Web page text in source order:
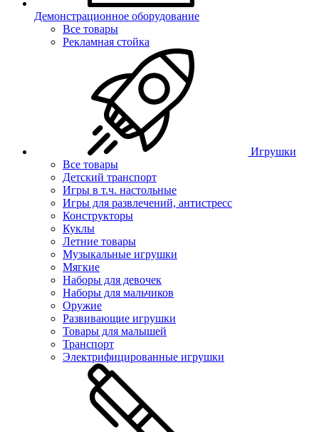
Демонстрационное оборудование
Все товары
Рекламная стойка
Игрушки
Все товары
Детский транспорт
Игры в т.ч. настольные
Игры для развлечений, антистресс
Конструкторы
Куклы
Летние товары
Музыкальные игрушки
Мягкие
Наборы для девочек
Наборы для мальчиков
Оружие
Развивающие игрушки
Товары для малышей
Транспорт
Электрифицированные игрушки